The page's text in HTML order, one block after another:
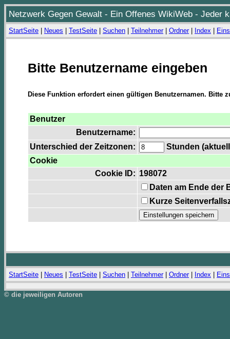
Netzwerk Gegen Gewalt - Ein Offenes WikiWeb - Jeder
StartSeite Neues TestSeite Suchen Teilnehmer| Ordner| Index
Bitte Benutzername eingeben
Diese Funktion erfordert einen gültigen Benutzernamen. Bitte
Benutzer
Benutzername:
Unterschied der Zeitzonen:
Stunden
Cookie
Cookie ID: 198072
Daten am Ende der
Kurze
StartSeite Neues TestSeite Suchen Teilnehmer| Ordner| Index
© die jeweiligen Autoren